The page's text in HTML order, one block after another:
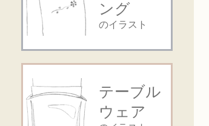
ング
のイラスト
テーブル
ウェア